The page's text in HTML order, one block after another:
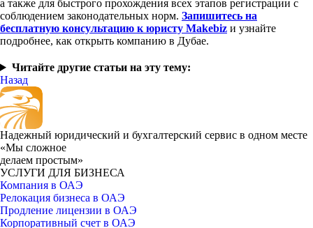
а также для быстрого прохождения всех этапов регистрации с
соблюдением законодательных норм. Запишитесь на
бесплатную консультацию к юристу Makebiz и узнайте
подробнее, как открыть компанию в Дубае.
Читайте другие статьи на эту тему:
Назад
Надежный юридический и бухгалтерский сервис в одном месте
«Мы сложное
делаем простым»
УСЛУГИ ДЛЯ БИЗНЕСА
Компания в ОАЭ
Релокация бизнеса в ОАЭ
Продление лицензии в ОАЭ
Корпоративный счет в ОАЭ